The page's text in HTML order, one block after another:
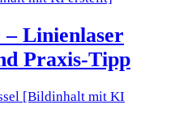
Linienlaser
Praxis-Tipp